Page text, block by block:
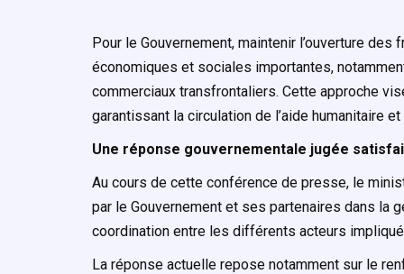
Pour le Gouvernement, maintenir l’ouverture
économiques et sociales importantes,
commerciaux transfrontaliers. Cette approche
garantissant la circulation de l’aide humanitaire
Une réponse gouvernementale jugée
Au cours de cette conférence de presse, le
par le Gouvernement et ses partenaires dans la
coordination entre les différents acteurs
La réponse actuelle repose notamment sur le